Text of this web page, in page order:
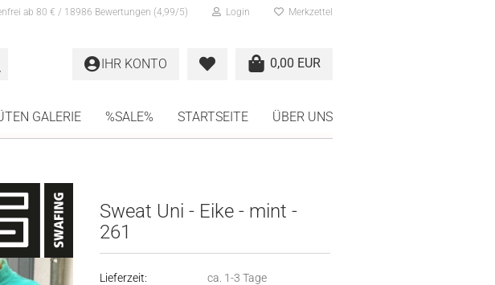
ab 80 € / 18986 Bewertungen (4,99/5) Login Merkzettel
0,00 EUR
IHR KONTO
GALERIE %SALE% STARTSEITE ÜBER UNS
Sweat Uni - Eike - mint -
261
Lieferzeit: ca. 1-3 Tage